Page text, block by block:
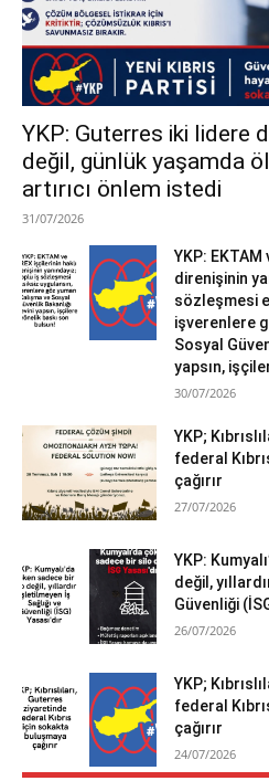
YKP: Guterres iki lidere
değil, günlük yaşamda
artırıcı önlem istedi
31/07/2026
YKP: EKTAM
direnişinin
sözleşmesi
işverenlere
Sosyal
yapsın,
30/07/2026
YKP;
federal
çağırır
27/07/2026
YKP:
değil,
Güvenliği
26/07/2026
YKP;
federal
çağırır
24/07/2026